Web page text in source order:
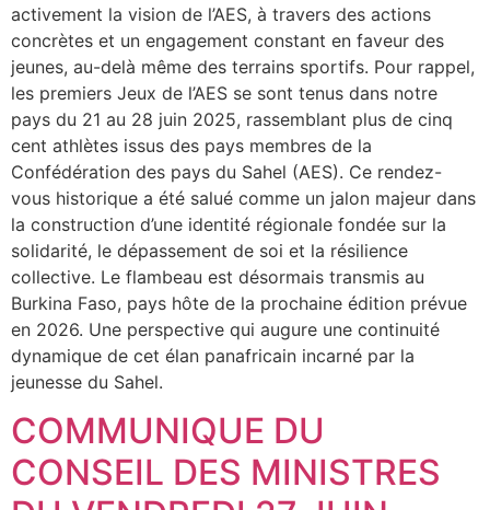
activement la vision de l’AES, à travers des actions
concrètes et un engagement constant en faveur des
jeunes, au-delà même des terrains sportifs. Pour rappel,
les premiers Jeux de l’AES se sont tenus dans notre
pays du 21 au 28 juin 2025, rassemblant plus de cinq
cent athlètes issus des pays membres de la
Confédération des pays du Sahel (AES). Ce rendez-
vous historique a été salué comme un jalon majeur dans
la construction d’une identité régionale fondée sur la
solidarité, le dépassement de soi et la résilience
collective. Le flambeau est désormais transmis au
Burkina Faso, pays hôte de la prochaine édition prévue
en 2026. Une perspective qui augure une continuité
dynamique de cet élan panafricain incarné par la
jeunesse du Sahel.
COMMUNIQUE DU
CONSEIL DES MINISTRES